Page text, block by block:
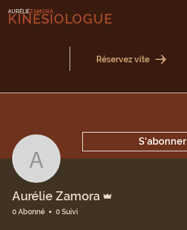
AURÉLIEZAMORA
KINÉSIOLOGUE
Réservez vite
Aurélie Zamora
S'abonner
Aurélie Zamora
0 Abonné 0 Suivi